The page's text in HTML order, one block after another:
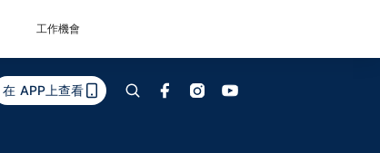
工作機會
在 APP上查看